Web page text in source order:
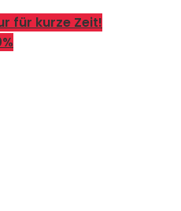
für kurze Zeit!